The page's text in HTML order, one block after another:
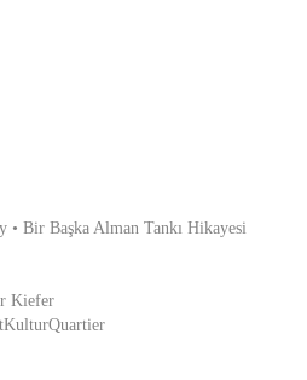
• Bir Başka Alman Tankı Hikayesi
Kiefer